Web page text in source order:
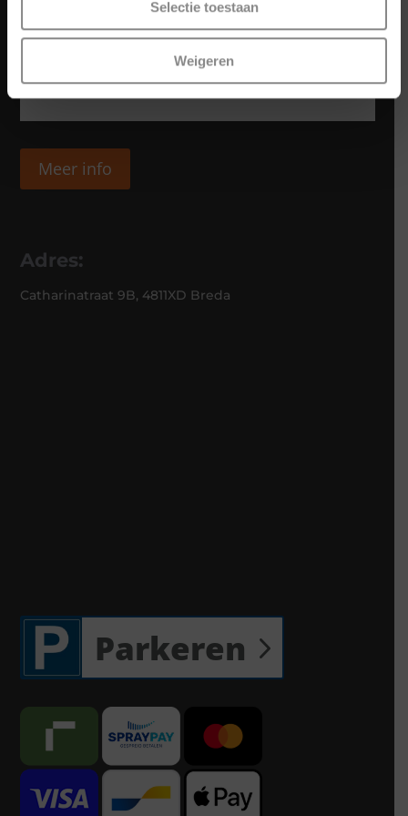
Selectie toestaan
Weigeren
Meer info
Adres:
Catharinatraat 9B, 4811XD Breda
Parkeren